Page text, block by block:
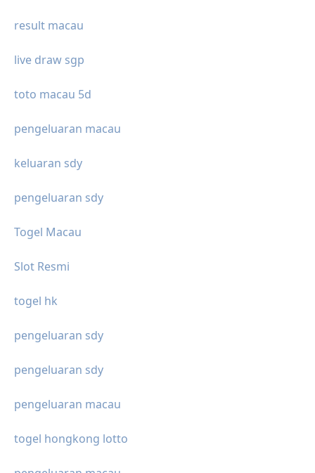
result macau
live draw sgp
toto macau 5d
pengeluaran macau
keluaran sdy
pengeluaran sdy
Togel Macau
Slot Resmi
togel hk
pengeluaran sdy
pengeluaran sdy
pengeluaran macau
togel hongkong lotto